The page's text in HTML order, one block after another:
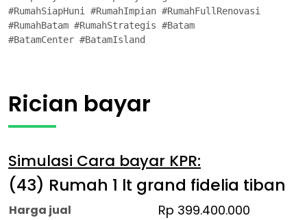
#RumahSiapHuni #RumahImpian #RumahFullRenovasi
#RumahBatam #RumahStrategis #Batam
#BatamCenter #BatamIsland
Rician bayar
Simulasi Cara bayar KPR:
(43) Rumah 1 lt grand fidelia tiban
Harga jual Rp 399.400.000